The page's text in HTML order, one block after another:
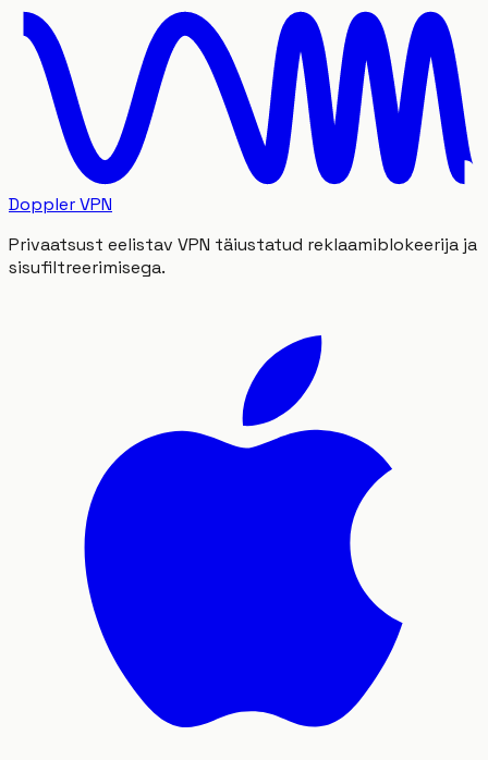
Doppler VPN
Privaatsust eelistav VPN täiustatud reklaamiblokeerija ja
sisufiltreerimisega.